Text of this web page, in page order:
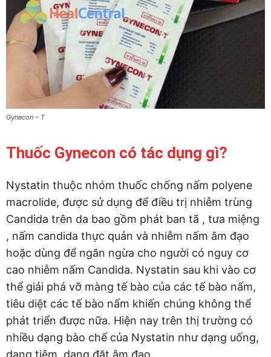
Gynecon – T
Thuốc Gynecon có tác dụng gì?
Nystatin thuộc nhóm thuốc chống nấm polyene
macrolide, được sử dụng để điều trị nhiễm trùng
Candida trên da bao gồm phát ban tã , tưa miệng
, nấm candida thực quản và nhiễm nấm âm đạo
hoặc dùng để ngăn ngừa cho người có nguy cơ
cao nhiễm nấm Candida. Nystatin sau khi vào cơ
thể giải phá vỡ màng tế bào của các tế bào nấm,
tiêu diệt các tế bào nấm khiến chúng không thể
phát triển được nữa. Hiện nay trên thị trường có
nhiều dạng bào chế của Nystatin như dạng uống,
dạng tiêm, dạng đặt âm đạo.